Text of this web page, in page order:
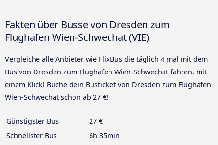
Fakten über Busse von Dresden zum
Flughafen Wien-Schwechat (VIE)
Vergleiche alle Anbieter wie FlixBus die täglich 4 mal mit dem
Bus von Dresden zum Flughafen Wien-Schwechat fahren, mit
einem Klick! Buche dein Busticket von Dresden zum Flughafen
Wien-Schwechat schon ab 27 €!
Günstigster Bus
27 €
Schnellster Bus
6h 35min